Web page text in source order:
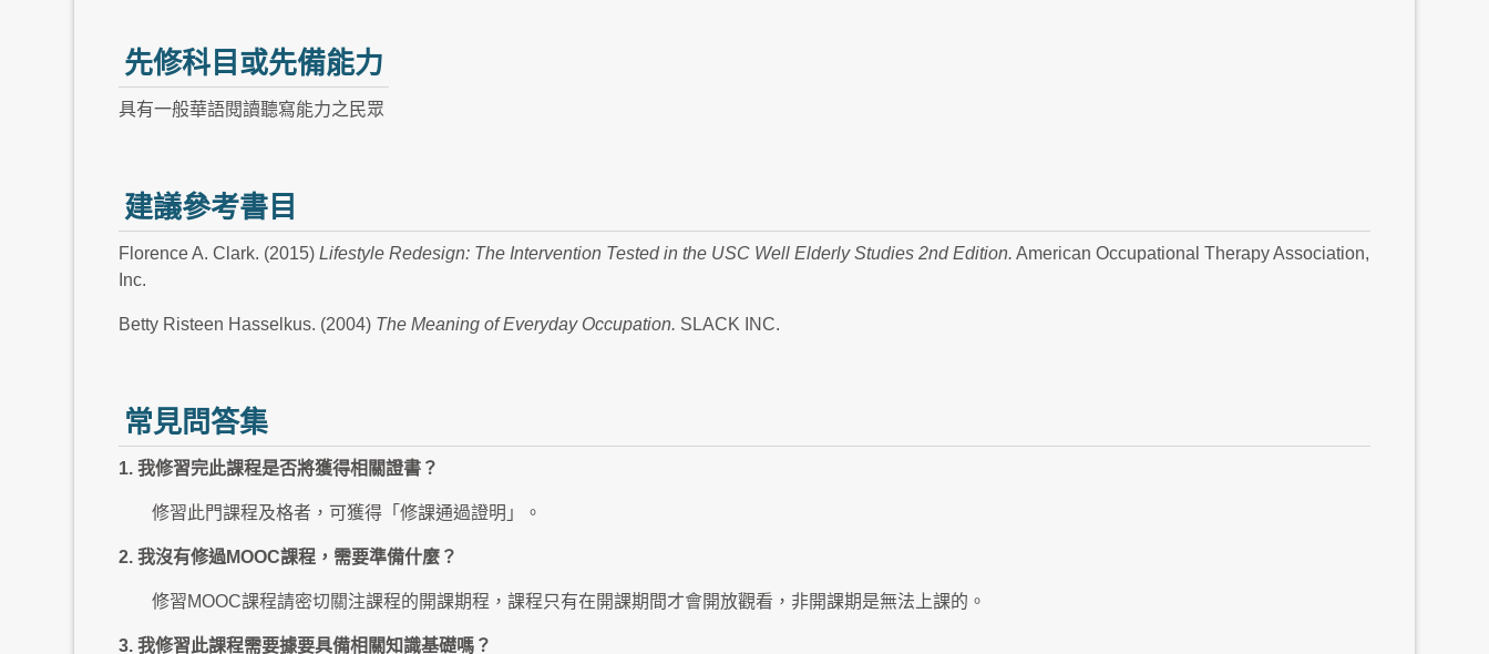
先修科目或先備能力
具有一般華語閱讀聽寫能力之民眾
建議參考書目
Florence A. Clark. (2015) Lifestyle Redesign: The Intervention Tested in the USC Well Elderly Studies 2nd Edition. American Occupational Therapy Association,
Inc.
Betty Risteen Hasselkus. (2004) The Meaning of Everyday Occupation. SLACK INC.
常見問答集
1. 我修習完此課程是否將獲得相關證書？
修習此門課程及格者，可獲得「修課通過證明」。
2. 我沒有修過MOOC課程，需要準備什麼？
修習MOOC課程請密切關注課程的開課期程，課程只有在開課期間才會開放觀看，非開課期是無法上課的。
3. 我修習此課程需要據要具備相關知識基礎嗎？